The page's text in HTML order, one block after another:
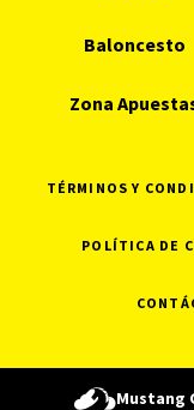
Baloncesto
Zona
TÉRMINOS Y
POLÍTICA DE
Mustang